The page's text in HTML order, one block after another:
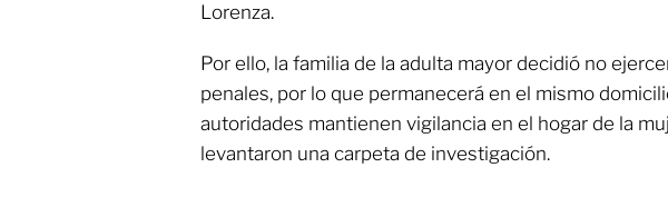
Lorenza.
Por ello, la familia de la adulta mayor decidió no
penales, por lo que permanecerá en el mismo
autoridades mantienen vigilancia en el hogar de la
levantaron una carpeta de investigación.